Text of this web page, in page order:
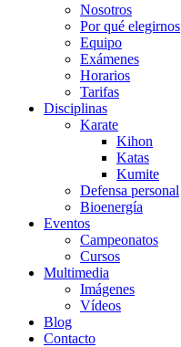
Nosotros
Por qué elegirnos
Equipo
Exámenes
Horarios
Tarifas
Disciplinas
Karate
Kihon
Katas
Kumite
Defensa personal
Bioenergía
Eventos
Campeonatos
Cursos
Multimedia
Imágenes
Vídeos
Blog
Contacto